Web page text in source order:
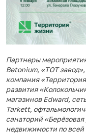
Партнеры
Betonium, «ТОТ
компания
развития
магазинов Edward,
Tarkett,
санаторий
недвижимости по